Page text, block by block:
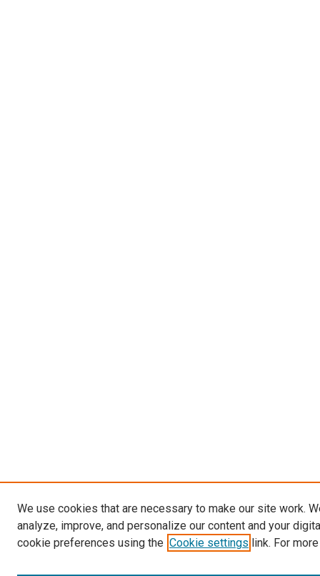
We use cookies that are necessary to make our site work.
analyze, improve, and personalize our content and your
cookie preferences using the Cookie settings link. For